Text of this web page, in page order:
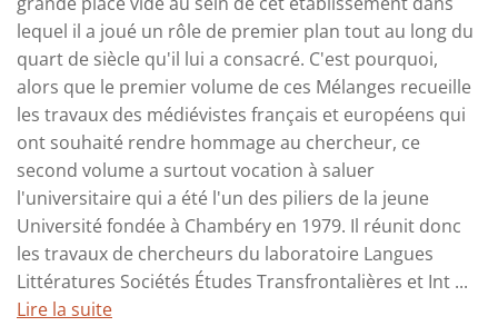
lequel il a joué un rôle de premier plan tout au long du
quart de siècle qu'il lui a consacré. C'est pourquoi,
alors que le premier volume de ces Mélanges recueille
les travaux des médiévistes français et européens qui
ont souhaité rendre hommage au chercheur, ce
second volume a surtout vocation à saluer
l'universitaire qui a été l'un des piliers de la jeune
Université fondée à Chambéry en 1979. Il réunit donc
les travaux de chercheurs du laboratoire Langues
Littératures Sociétés Études Transfrontalières et Int ...
Lire la suite